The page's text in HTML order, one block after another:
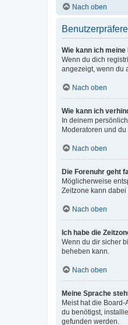
Nach oben
Wie kann ich
Wenn du dich
angezeigt, wenn du
Nach oben
Wie kann ich
In deinem
Moderatoren und
Nach oben
Die Forenuhr geht
Möglicherweise
Zeitzone kann dabei
Nach oben
Ich habe die
Wenn du dir sicher
beheben kann.
Nach oben
Meine Sprache
Meist hat die
du benötigst,
gefunden werden.